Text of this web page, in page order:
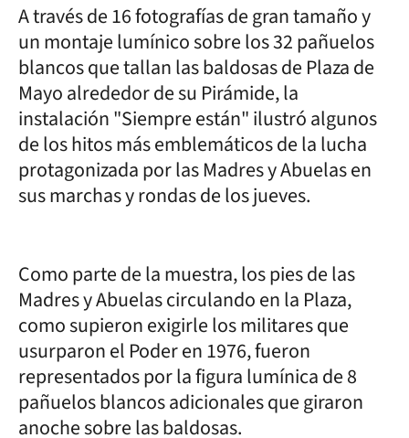
A través de 16 fotografías de gran tamaño y
un montaje lumínico sobre los 32 pañuelos
blancos que tallan las baldosas de Plaza de
Mayo alrededor de su Pirámide, la
instalación "Siempre están" ilustró algunos
de los hitos más emblemáticos de la lucha
protagonizada por las Madres y Abuelas en
sus marchas y rondas de los jueves.
Como parte de la muestra, los pies de las
Madres y Abuelas circulando en la Plaza,
como supieron exigirle los militares que
usurparon el Poder en 1976, fueron
representados por la figura lumínica de 8
pañuelos blancos adicionales que giraron
anoche sobre las baldosas.